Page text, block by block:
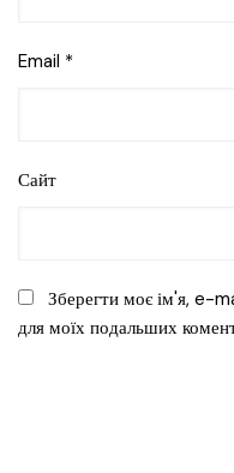
Email *
Сайт
Зберегти моє ім'я, e-
для моїх подальших